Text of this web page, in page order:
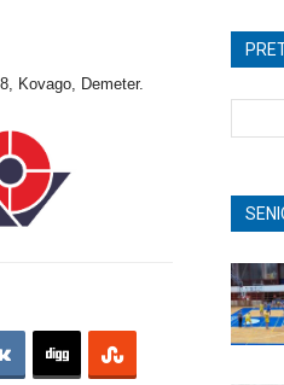
Kovago, Demeter.